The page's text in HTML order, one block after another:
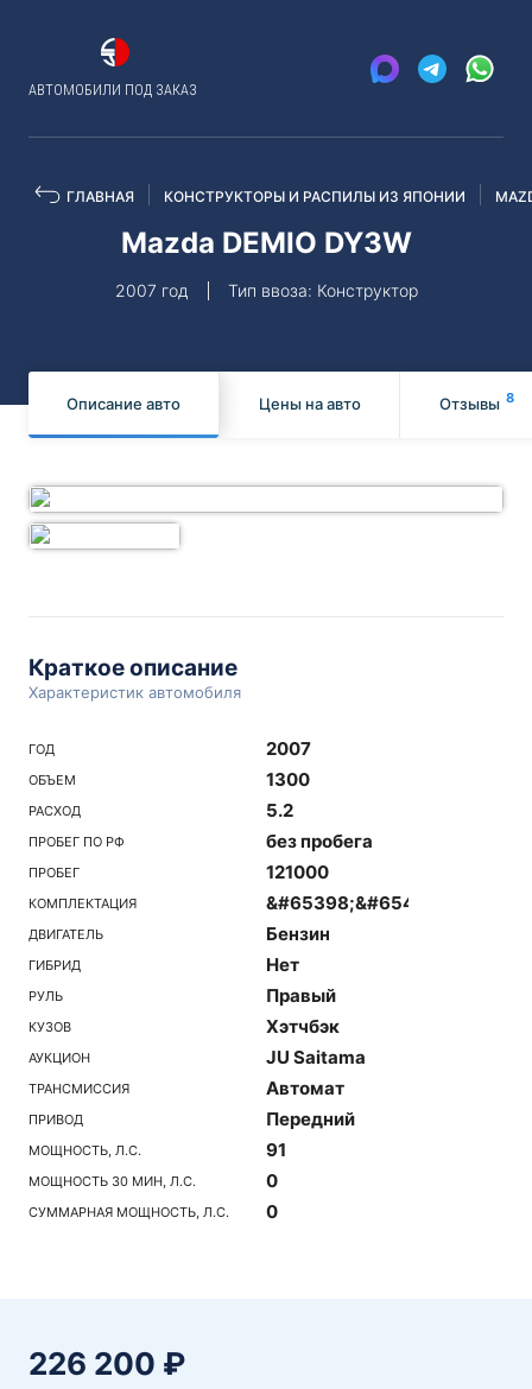
АВТОМОБИЛИ ПОД ЗАКАЗ
ГЛАВНАЯ КОНСТРУКТОРЫ И РАСПИЛЫ ИЗ ЯПОНИИ
Mazda DEMIO DY3W
2007 год Тип ввоза: Конструктор
Описание авто Цены на авто Отзывы 8
Краткое описание
Характеристик автомобиля
ГОД 2007
ОБЪЕМ 1300
РАСХОД 5.2
ПРОБЕГ ПО РФ без пробега
ПРОБЕГ 121000
КОМПЛЕКТАЦИЯ
ДВИГАТЕЛЬ Бензин
ГИБРИД Нет
РУЛЬ Правый
КУЗОВ Хэтчбэк
АУКЦИОН JU Saitama
ТРАНСМИССИЯ Автомат
ПРИВОД Передний
МОЩНОСТЬ, Л.С. 91
МОЩНОСТЬ 30 МИН, Л.С. 0
СУММАРНАЯ МОЩНОСТЬ, Л.С. 0
226 200 ₽